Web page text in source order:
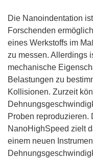
Die Nanoindentation
Forschenden
eines Werkstoffs im
zu messen. Allerdings
mechanische
Belastungen zu
Kollisionen. Zurzeit
Proben reproduzieren.
NanoHighSpeed zielt
einem neuen